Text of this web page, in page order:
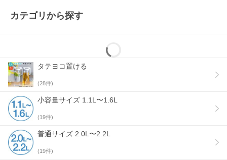
カテゴリから探す
タテヨコ置ける
(28件)
小容量サイズ 1.1L〜1.6L
(19件)
普通サイズ 2.0L〜2.2L
(19件)